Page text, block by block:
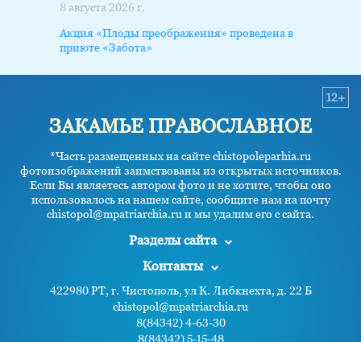
8 августа 2026 г.
Акция «Плоды преображения» проведена в
приюте «Забота»
ЗАКАМЬЕ ПРАВОСЛАВНОЕ
*Часть размещенных на сайте chistopoleparhia.ru
фотоизображений заимствованы из открытых источников.
Если Вы являетесь автором фото и не хотите, чтобы оно
использовалось на нашем сайте, сообщите нам на почту
chistopol@mpatriarchia.ru и мы удалим его с сайта.
12+
Разделы сайта
Контакты
422980 РТ, г. Чистополь, ул К. Либкнехта, д. 22 Б
chistopol@mpatriarchia.ru
8(84342) 4-63-30
8(84342) 5-15-48